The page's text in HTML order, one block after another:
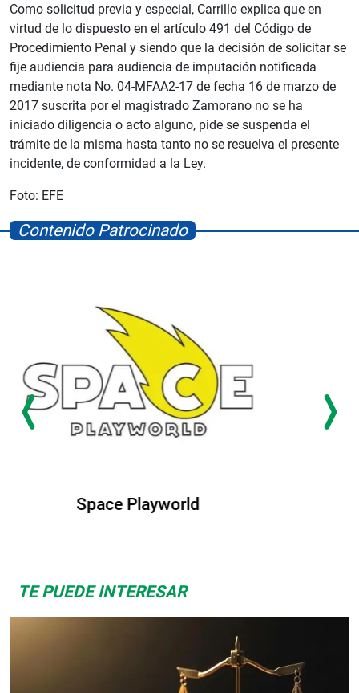
Como solicitud previa y especial, Carrillo explica que en
virtud de lo dispuesto en el artículo 491 del Código de
Procedimiento Penal y siendo que la decisión de solicitar se
fije audiencia para audiencia de imputación notificada
mediante nota No. 04-MFAA2-17 de fecha 16 de marzo de
2017 suscrita por el magistrado Zamorano no se ha
iniciado diligencia o acto alguno, pide se suspenda el
trámite de la misma hasta tanto no se resuelva el presente
incidente, de conformidad a la Ley.
Foto: EFE
Contenido Patrocinado
Albrook Bowling
TE PUEDE INTERESAR